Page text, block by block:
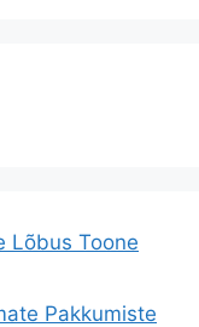
Lõbus Toone
Pakkumiste